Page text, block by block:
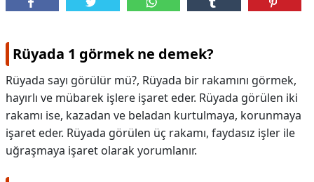
Rüyada 1 görmek ne demek?
Rüyada sayı görülür mü?, Rüyada bir rakamını görmek,
hayırlı ve mübarek işlere işaret eder. Rüyada görülen iki
rakamı ise, kazadan ve beladan kurtulmaya, korunmaya
işaret eder. Rüyada görülen üç rakamı, faydasız işler ile
uğraşmaya işaret olarak yorumlanır.